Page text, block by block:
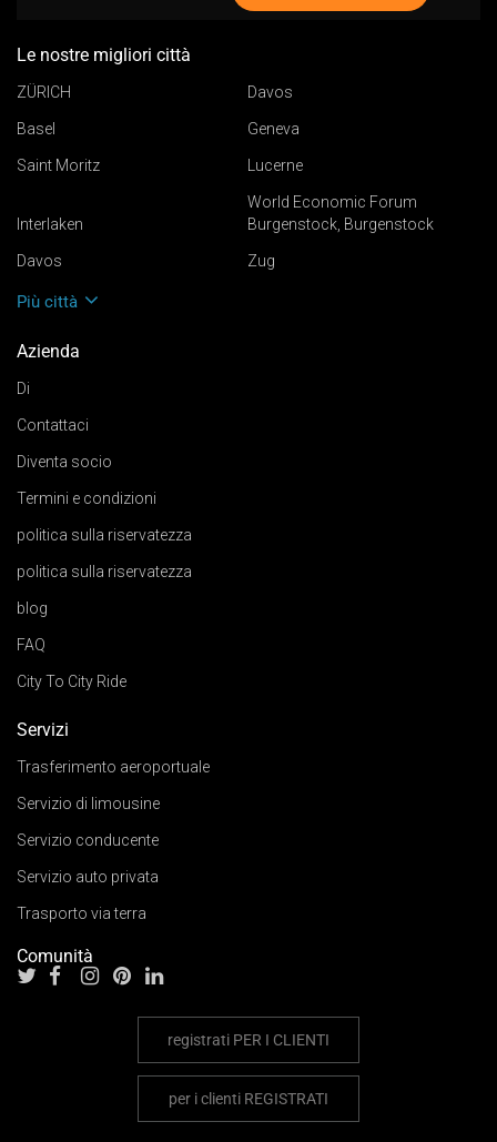
Le nostre migliori città
ZÜRICH Davos
Basel Geneva
Saint Moritz Lucerne
Interlaken
World Economic Forum
Burgenstock, Burgenstock
Davos Zug
Più città
Azienda
Di
Contattaci
Diventa socio
Termini e condizioni
politica sulla riservatezza
politica sulla riservatezza
blog
FAQ
City To City Ride
Servizi
Trasferimento aeroportuale
Servizio di limousine
Servizio conducente
Servizio auto privata
Trasporto via terra
Comunità
registrati PER I CLIENTI
per i clienti REGISTRATI